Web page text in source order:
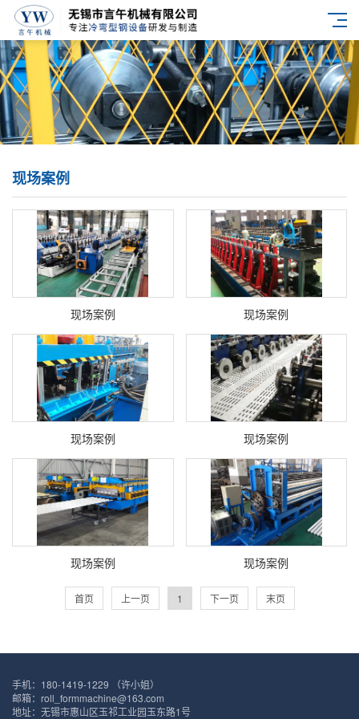
现场案例
现场案例 现场案例
现场案例 现场案例
现场案例 现场案例
首页 上一页 1 下一页 末页
手机：180-1419-1229 （许小姐）
邮箱：roll_formmachine@163.com
地址：无锡市惠山区玉祁工业园玉东路1号